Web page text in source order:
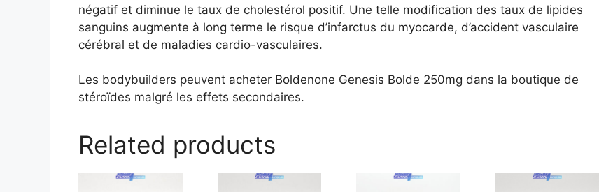
négatif et diminue le taux de cholestérol positif. Une telle modification des taux de lipides
sanguins augmente à long terme le risque d’infarctus du myocarde, d’accident vasculaire
cérébral et de maladies cardio-vasculaires.
Les bodybuilders peuvent acheter Boldenone Genesis Bolde 250mg dans la boutique de
stéroïdes malgré les effets secondaires.
Related products